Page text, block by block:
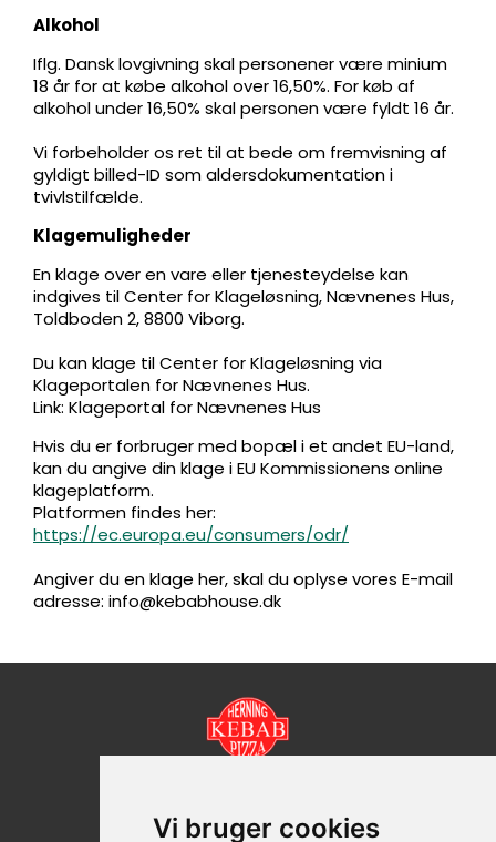
Vi bruger cookies
Alkohol
Iflg. Dansk lovgivning skal personener være minium
18 år for at købe alkohol over 16,50%. For køb af
alkohol under 16,50% skal personen være fyldt 16 år.
Vi forbeholder os ret til at bede om fremvisning af
gyldigt billed-ID som aldersdokumentation i
tvivlstilfælde.
Klagemuligheder
En klage over en vare eller tjenesteydelse kan
indgives til Center for Klageløsning, Nævnenes Hus,
Toldboden 2, 8800 Viborg.
Du kan klage til Center for Klageløsning via
Klageportalen for Nævnenes Hus.
Link: Klageportal for Nævnenes Hus
Hvis du er forbruger med bopæl i et andet EU-land,
kan du angive din klage i EU Kommissionens online
klageplatform.
Platformen findes her:
https://ec.europa.eu/consumers/odr/
Angiver du en klage her, skal du oplyse vores E-mail
adresse: info@kebabhouse.dk
+45 97 21 73 50